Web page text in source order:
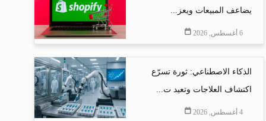
يضاعف المبيعات ويعز...
6 أغسطس, 2026
الذكاء الاصطناعي: ثورة تسرّع
اكتشاف العلاجات وتعيد ت...
4 أغسطس, 2026